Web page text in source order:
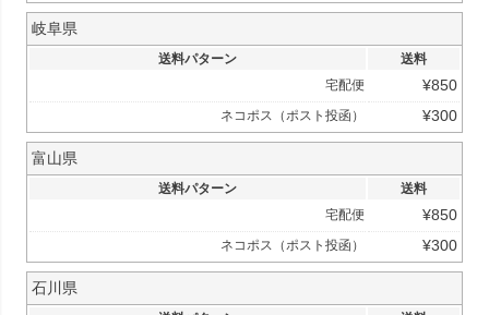
岐阜県
送料パターン
送料
宅配便
¥850
ネコポス（ポスト投函） ¥300
富山県
送料パターン
送料
宅配便
¥850
ネコポス（ポスト投函） ¥300
石川県